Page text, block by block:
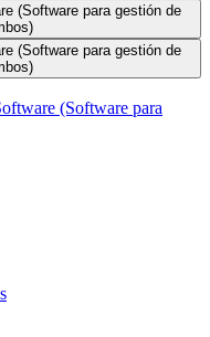
(Software para gestión de
(Software para gestión de
(Software para